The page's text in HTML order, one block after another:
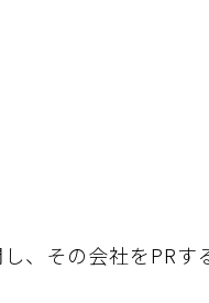
、その会社をPRす